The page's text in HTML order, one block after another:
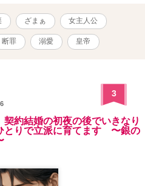
ざまぁ 女主人公
断罪 溺愛 皇帝
3
約結婚の初夜の後でいきなり
とりで立派に育てます 〜銀の